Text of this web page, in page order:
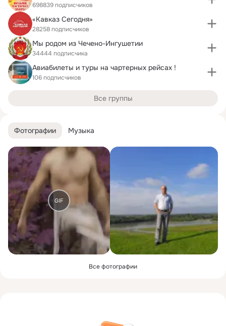
Фотографии Музыка
GIF
Все фотографии
698839 подписчиков
«Кавказ Сегодня»
28258 подписчиков
Мы родом из Чечено-Ингушетии
34444 подписчика
Авиабилеты и туры на чартерных рейсах !
106 подписчиков
Все группы